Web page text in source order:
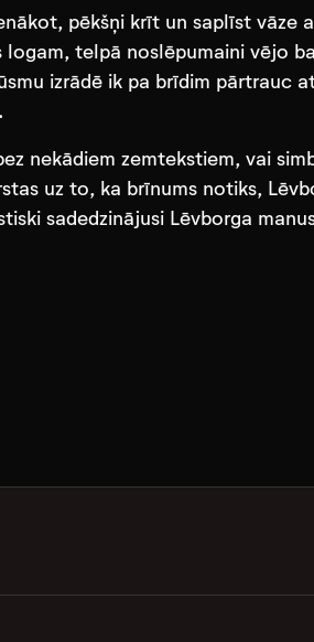
pēkšņi krīt un saplīst vāze
telpā noslēpumaini vējo
izrādē ik pa brīdim pārtrauc
nekādiem zemtekstiem, vai
uz to, ka brīnums notiks,
sadedzinājusi Lēvborga